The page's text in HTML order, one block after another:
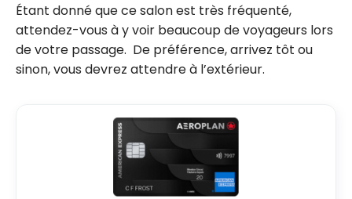
Étant donné que ce salon est très fréquenté,
attendez-vous à y voir beaucoup de voyageurs lors
de votre passage. De préférence, arrivez tôt ou
sinon, vous devrez attendre à l’extérieur.